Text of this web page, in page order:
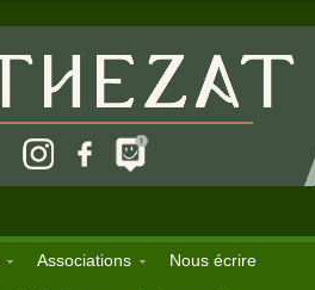
Associations Nous écrire